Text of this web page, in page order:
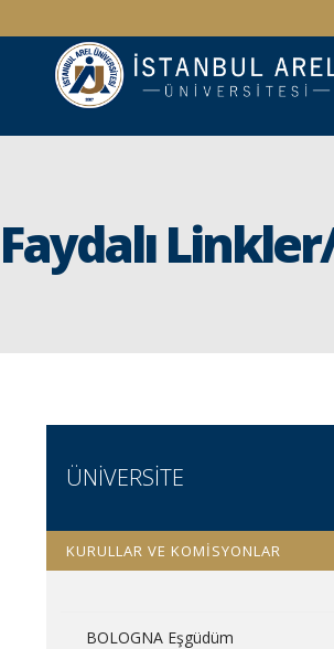
Faydalı
ÜNİVERSİTE
KURULLAR VE KOMİSYONLAR
BOLOGNA Eşgüdüm